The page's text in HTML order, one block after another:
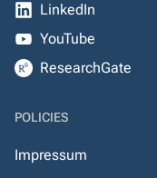
LinkedIn
YouTube
ResearchGate
POLICIES
Impressum